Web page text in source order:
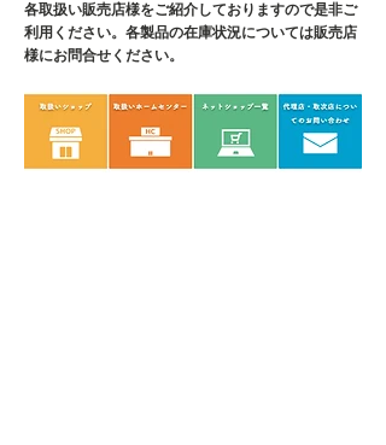
体/ABS&ポリスチレン他
各取扱い販売店様をご紹介しておりますので是非ご
利用ください。各製品の在庫状況については販売店
様にお問合せください。